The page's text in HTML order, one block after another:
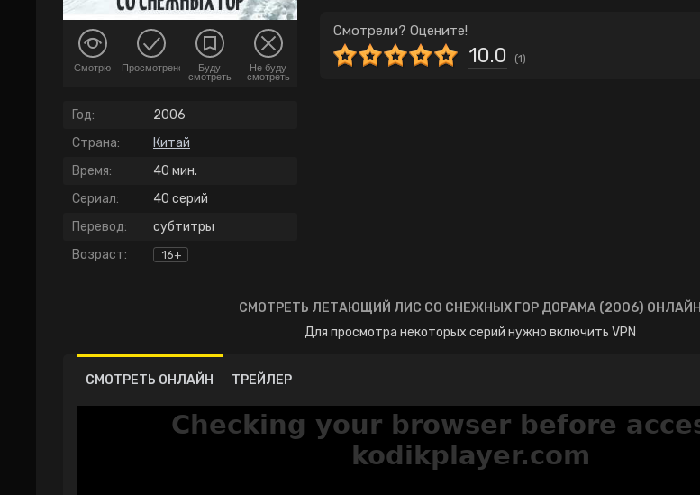
Школа
Смотрели? Оцените!
10.0 (1)
Смотрю Просмотрено
Буду
смотреть
Не буду
смотреть
Год:
2006
Страна:
Китай
Время:
40 мин.
Сериал:
40 серий
Перевод:
субтитры
Возраст:
16+
СМОТРЕТЬ ЛЕТАЮЩИЙ ЛИС СО СНЕЖНЫХ ГОР ДОРАМА (2006) ОНЛАЙН
Для просмотра некоторых серий нужно включить VPN
СМОТРЕТЬ ОНЛАЙН ТРЕЙЛЕР